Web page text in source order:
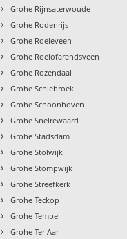
› Grohe Rijnsaterwoude
› Grohe Rodenrijs
› Grohe Roeleveen
› Grohe Roelofarendsveen
› Grohe Rozendaal
› Grohe Schiebroek
› Grohe Schoonhoven
› Grohe Snelrewaard
› Grohe Stadsdam
› Grohe Stolwijk
› Grohe Stompwijk
› Grohe Streefkerk
› Grohe Teckop
› Grohe Tempel
› Grohe Ter Aar